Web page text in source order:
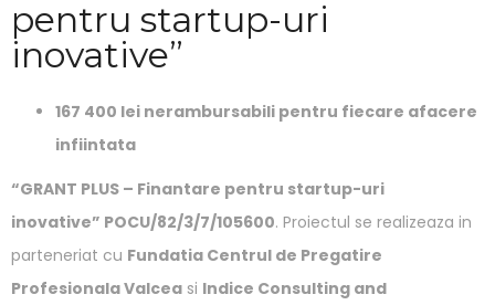
pentru startup-uri
inovative”
167 400 lei nerambursabili pentru fiecare afacere
infiintata
“GRANT PLUS – Finantare pentru startup-uri
inovative” POCU/82/3/7/105600. Proiectul se realizeaza in
parteneriat cu Fundatia Centrul de Pregatire
Profesionala Valcea si Indice Consulting and